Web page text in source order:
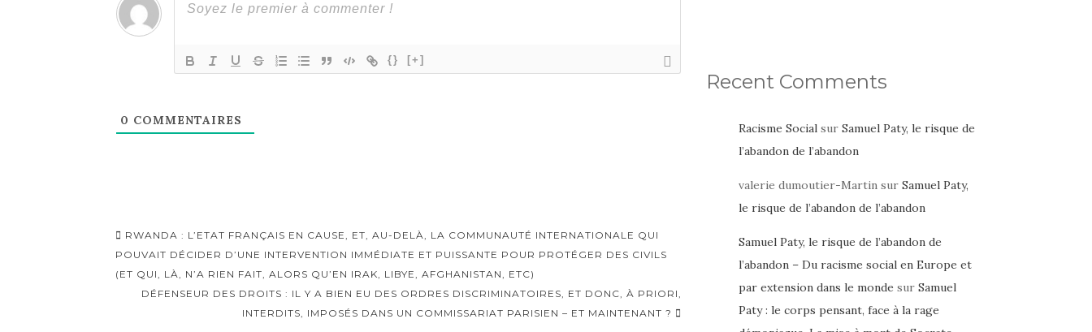
{} [+]
0 COMMENTAIRES
Navigation
d'article
RWANDA : L’ETAT FRANÇAIS EN CAUSE, ET, AU-DELÀ, LA COMMUNAUTÉ INTERNATIONALE QUI
POUVAIT DÉCIDER D’UNE INTERVENTION IMMÉDIATE ET PUISSANTE POUR PROTÉGER DES CIVILS
(ET QUI, LÀ, N’A RIEN FAIT, ALORS QU’EN IRAK, LIBYE, AFGHANISTAN, ETC)
DÉFENSEUR DES DROITS : IL Y A BIEN EU DES ORDRES DISCRIMINATOIRES, ET DONC, À PRIORI,
INTERDITS, IMPOSÉS DANS UN COMMISSARIAT PARISIEN – ET MAINTENANT ?
Recent Comments
Racisme Socialsur Samuel Paty, le risque de
l’abandon de l’abandon
valerie dumoutier-Martinsur Samuel Paty,
le risque de l’abandon de l’abandon
Samuel Paty, le risque de l’abandon de
l’abandon – Du racisme social en Europe et
par extension dans le monde sur Samuel
Paty : le corps pensant, face à la rage